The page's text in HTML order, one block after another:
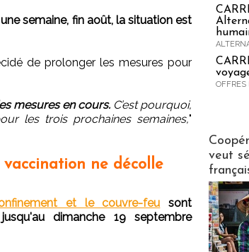
semaine, fin août, la situation est
de prolonger les mesures pour
mesures en cours.C’est pourquoi,
les trois prochaines semaines,"
ne décolle
et le couvre-feu
sont
dimanche 19 septembre
veut